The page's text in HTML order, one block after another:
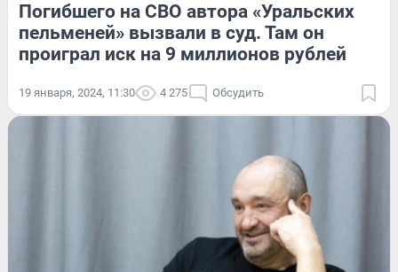
Погибшего на СВО автора «Уральских
пельменей» вызвали в суд. Там он
проиграл иск на 9 миллионов рублей
19 января, 2024, 11:30 4 275 Обсудить